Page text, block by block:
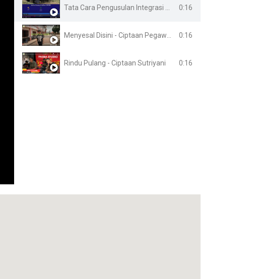
Tata Cara Pengusulan Integrasi Online 0:16
Menyesal Disini - Ciptaan Pegawai Lapas Banyuasin 0:16
Rindu Pulang - Ciptaan Sutriyani 0:16